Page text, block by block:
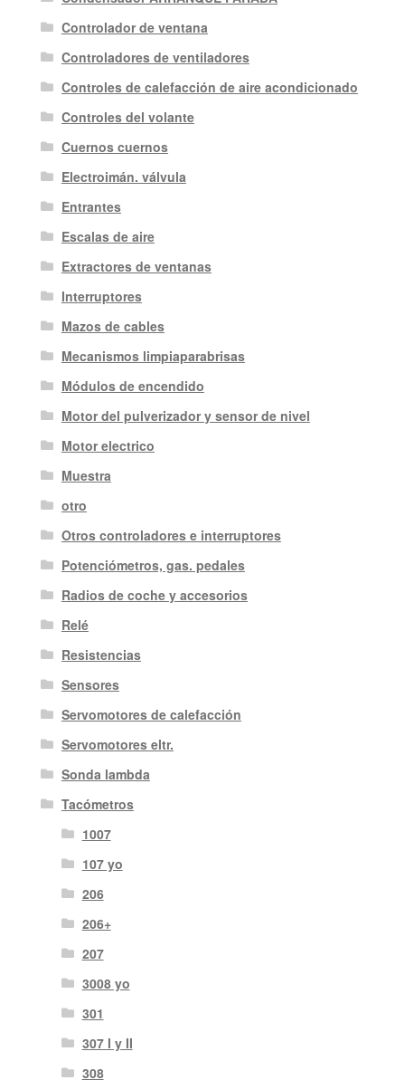
Controlador de ventana
Controladores de ventiladores
Controles de calefacción de aire acondicionado
Controles del volante
Cuernos cuernos
Electroimán. válvula
Entrantes
Escalas de aire
Extractores de ventanas
Interruptores
Mazos de cables
Mecanismos limpiaparabrisas
Módulos de encendido
Motor del pulverizador y sensor de nivel
Motor electrico
Muestra
otro
Otros controladores e interruptores
Potenciómetros, gas. pedales
Radios de coche y accesorios
Relé
Resistencias
Sensores
Servomotores de calefacción
Servomotores eltr.
Sonda lambda
Tacómetros
1007
107 yo
206
206+
207
3008 yo
301
307 I y II
308